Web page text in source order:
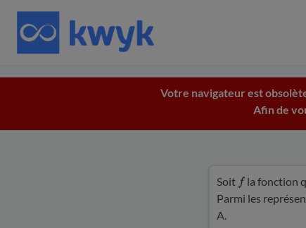
Votre navigateur est
Afin de
Soit f la fonction
Parmi les
A.